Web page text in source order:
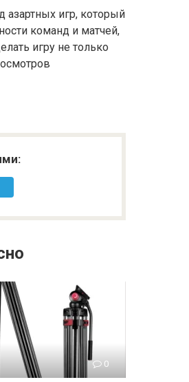
азартных игр, который
команд и матчей,
игру не только
0